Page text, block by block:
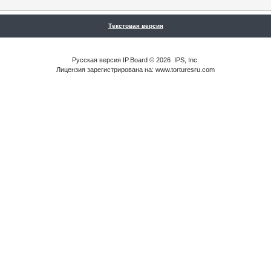
Текстовая версия
Русская версия IP.Board© 2026 IPS, Inc
Лицензия зарегистрирована на: www.torturesru.com